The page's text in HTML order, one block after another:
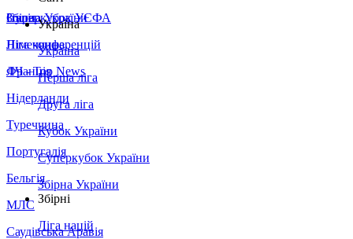
Збірна України
Італія
Німеччина
Франція
Нідерланди
Туреччина
Португалія
Бельгія
МЛС
Саудівська Аравія
Суперкубок УЄФА
Ліга конференцій
ЛЧ - Top News
Україна
Україна
Перша ліга
Друга ліга
Кубок України
Суперкубок України
Збірна України
Збірні
Ліга націй